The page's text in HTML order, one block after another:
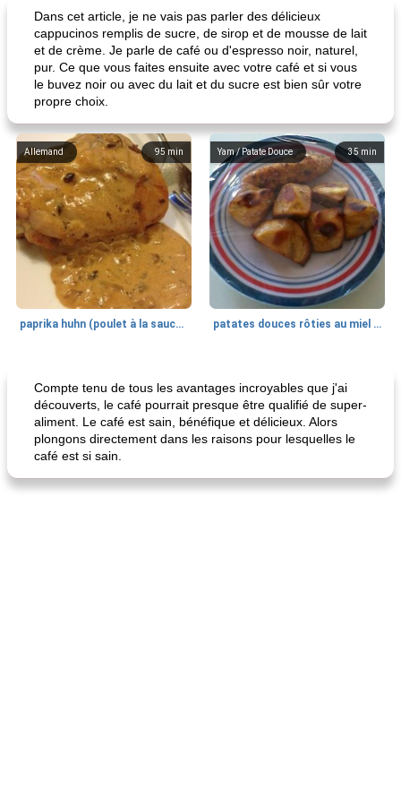
Dans cet article, je ne vais pas parler des délicieux
cappucinos remplis de sucre, de sirop et de mousse de lait
et de crème. Je parle de café ou d'espresso noir, naturel,
pur. Ce que vous faites ensuite avec votre café et si vous
le buvez noir ou avec du lait et du sucre est bien sûr votre
propre choix.
95 min
Allemand
paprika huhn (poulet à la sauce paprika).
35 min
Yam / Patate Douce
patates douces rôties au miel / kumara
Compte tenu de tous les avantages incroyables que j'ai
découverts, le café pourrait presque être qualifié de super-
aliment. Le café est sain, bénéfique et délicieux. Alors
plongons directement dans les raisons pour lesquelles le
café est si sain.